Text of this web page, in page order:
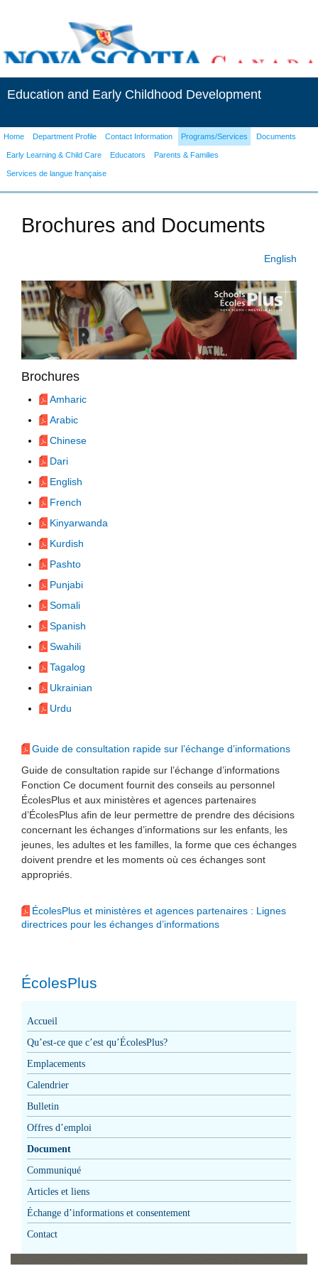
Education and Early Childhood Development
Home Department Profile Contact Information Programs/Services Documents
Early Learning & Child Care Educators Parents & Families
Services de langue française
Brochures and Documents
English
Brochures
Amharic
Arabic
Chinese
Dari
English
French
Kinyarwanda
Kurdish
Pashto
Punjabi
Somali
Spanish
Swahili
Tagalog
Ukrainian
Urdu
Guide de consultation rapide sur l’échange d’informations
Guide de consultation rapide sur l’échange d’informations
Fonction Ce document fournit des conseils au personnel
ÉcolesPlus et aux ministères et agences partenaires
d’ÉcolesPlus afin de leur permettre de prendre des décisions
concernant les échanges d’informations sur les enfants, les
jeunes, les adultes et les familles, la forme que ces échanges
doivent prendre et les moments où ces échanges sont
appropriés.
ÉcolesPlus et ministères et agences partenaires : Lignes
directrices pour les échanges d’informations
ÉcolesPlus
Accueil
Qu’est-ce que c’est qu’ÉcolesPlus?
Emplacements
Calendrier
Bulletin
Offres d’emploi
Document
Communiqué
Articles et liens
Échange d’informations et consentement
Contact